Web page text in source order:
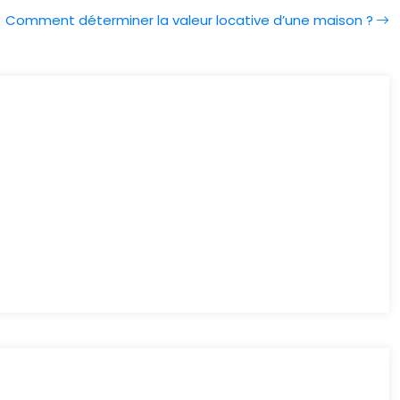
Comment déterminer la valeur locative d’une maison ?